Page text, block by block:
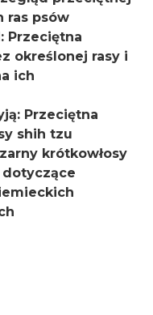
ras psów
Przeciętna
określonej rasy i
ich
Przeciętna
shih tzu
krótkowłosy